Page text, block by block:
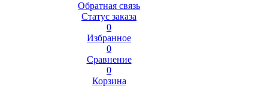
Обратная связь
Статус заказа
0
Избранное
0
Сравнение
0
Корзина